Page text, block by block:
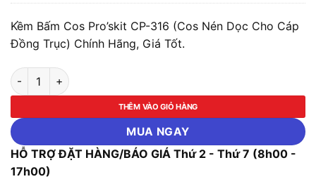
Kềm Bấm Cos Pro’skit CP-316 (Cos Nén Dọc Cho Cáp
Đồng Trục) Chính Hãng, Giá Tốt.
Kềm Bấm Cos Pro'skit CP-316 (Cos Nén Dọc Cho Cáp Đồng
THÊM VÀO GIỎ HÀNG
MUA NGAY
HỖ TRỢ ĐẶT HÀNG/BÁO GIÁ Thứ 2 - Thứ 7 (8h00 -
17h00)